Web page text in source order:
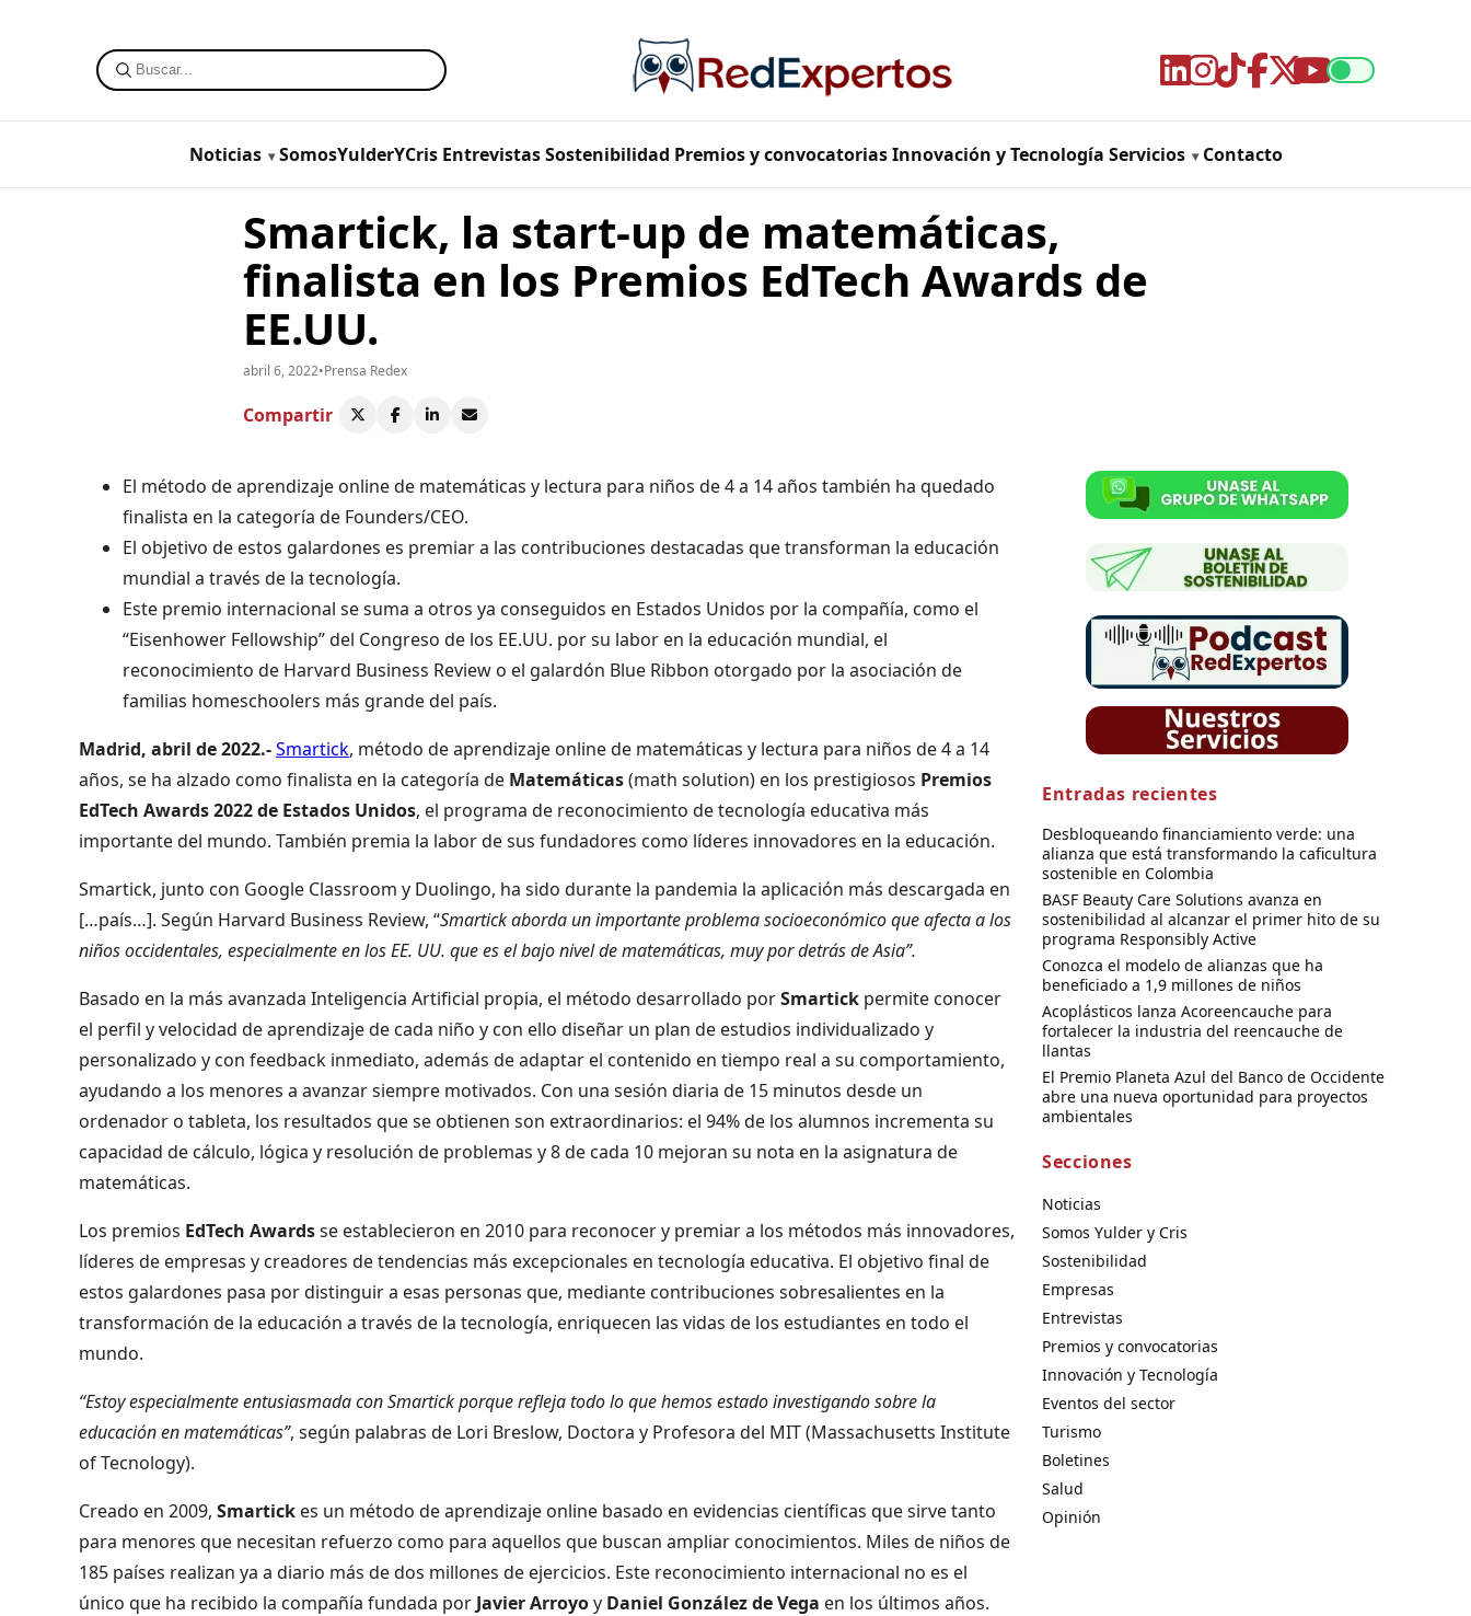
Noticias SomosYulderYCris Entrevistas Sostenibilidad Premios y convocatorias Innovación y Tecnología Servicios Contacto
Smartick, la start-up de matemáticas,
finalista en los Premios EdTech Awards de
EE.UU.
abril 6, 2022•Prensa Redex
Compartir
El método de aprendizaje online de matemáticas y lectura para niños de 4 a 14 años también ha quedado
finalista en la categoría de Founders/CEO.
El objetivo de estos galardones es premiar a las contribuciones destacadas que transforman la educación
mundial a través de la tecnología.
Este premio internacional se suma a otros ya conseguidos en Estados Unidos por la compañía, como el
“Eisenhower Fellowship” del Congreso de los EE.UU. por su labor en la educación mundial, el
reconocimiento de Harvard Business Review o el galardón Blue Ribbon otorgado por la asociación de
familias homeschoolers más grande del país.
Madrid, abril de 2022.-Smartick, método de aprendizaje online de matemáticas y lectura para niños de 4 a 14
años, se ha alzado como finalista en la categoría de Matemáticas(math solution) en los prestigiosos Premios
EdTech Awards 2022 de Estados Unidos, el programa de reconocimiento de tecnología educativa más
importante del mundo. También premia la labor de sus fundadores como líderes innovadores en la educación.
Smartick, junto con Google Classroom y Duolingo, ha sido durante la pandemia la aplicación más descargada en
[…país…]. Según Harvard Business Review, “Smartick aborda un importante problema socioeconómico que afecta a los
niños occidentales, especialmente en los EE. UU. que es el bajo nivel de matemáticas, muy por detrás de Asia”.
Basado en la más avanzada Inteligencia Artificial propia, el método desarrollado porSmartick permite conocer
el perfil y velocidad de aprendizaje de cada niño y con ello diseñar un plan de estudios individualizado y
personalizado y con feedback inmediato, además de adaptar el contenido en tiempo real a su comportamiento,
ayudando a los menores a avanzar siempre motivados. Con una sesión diaria de 15 minutos desde un
ordenador o tableta, los resultados que se obtienen son extraordinarios: el 94% de los alumnos incrementa su
capacidad de cálculo, lógica y resolución de problemas y 8 de cada 10 mejoran su nota en la asignatura de
matemáticas.
Los premios EdTech Awardsse establecieron en 2010 para reconocer y premiar a los métodos más innovadores,
líderes de empresas y creadores de tendencias más excepcionales en tecnología educativa. El objetivo final de
estos galardones pasa por distinguir a esas personas que, mediante contribuciones sobresalientes en la
transformación de la educación a través de la tecnología, enriquecen las vidas de los estudiantes en todo el
mundo.
“Estoy especialmente entusiasmada con Smartick porque refleja todo lo que hemos estado investigando sobre la
educación en matemáticas”, según palabras de Lori Breslow, Doctora y Profesora del MIT (Massachusetts Institute
of Tecnology).
Creado en 2009, Smartick es un método de aprendizaje online basado en evidencias científicas que sirve tanto
para menores que necesitan refuerzo como para aquellos que buscan ampliar conocimientos. Miles de niños de
185 países realizan ya a diario más de dos millones de ejercicios. Este reconocimiento internacional no es el
único que ha recibido la compañía fundada por Javier Arroyoy Daniel González de Vega en los últimos años.
Entradas recientes
Desbloqueando financiamiento verde: una
alianza que está transformando la caficultura
sostenible en Colombia
BASF Beauty Care Solutions avanza en
sostenibilidad al alcanzar el primer hito de su
programa Responsibly Active
Conozca el modelo de alianzas que ha
beneficiado a 1,9 millones de niños
Acoplásticos lanza Acoreencauche para
fortalecer la industria del reencauche de
llantas
El Premio Planeta Azul del Banco de Occidente
abre una nueva oportunidad para proyectos
ambientales
Secciones
Noticias
Somos Yulder y Cris
Sostenibilidad
Empresas
Entrevistas
Premios y convocatorias
Innovación y Tecnología
Eventos del sector
Turismo
Boletines
Salud
Opinión